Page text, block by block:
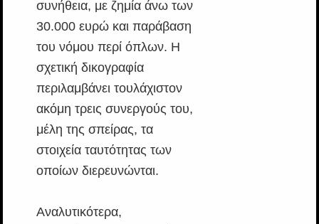
συνήθεια, με ζημία άνω των
30.000 ευρώ και παράβαση
του νόμου περί όπλων. Η
σχετική δικογραφία
περιλαμβάνει τουλάχιστον
ακόμη τρεις συνεργούς του,
μέλη της σπείρας, τα
στοιχεία ταυτότητας των
οποίων διερευνώνται.
Αναλυτικότερα,